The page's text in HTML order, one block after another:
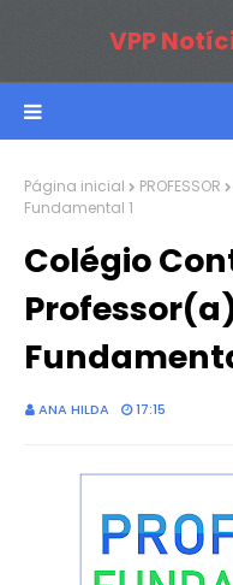
VPP
Página inicial PROFESSOR
Fundamental 1
Colégio
ANA HILDA 17:15